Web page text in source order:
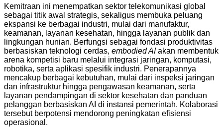
Kemitraan ini menempatkan sektor telekomunikasi global
sebagai titik awal strategis, sekaligus membuka peluang
ekspansi ke berbagai industri, mulai dari manufaktur,
keamanan, layanan kesehatan, hingga layanan publik dan
lingkungan hunian. Berfungsi sebagai fondasi produktivitas
berbasiskan teknologi cerdas, embodied AIakan membentuk
arena kompetisi baru melalui integrasi jaringan, komputasi,
robotika, serta aplikasi spesifik industri. Penerapannya
mencakup berbagai kebutuhan, mulai dari inspeksi jaringan
dan infrastruktur hingga pengawasan keamanan, serta
layanan pendampingan di sektor kesehatan dan panduan
pelanggan berbasiskan AI di instansi pemerintah. Kolaborasi
tersebut berpotensi mendorong peningkatan efisiensi
operasional.